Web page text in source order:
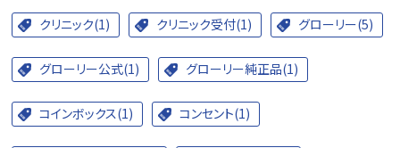
クリニック(1) クリニック受付(1) グローリー(5)
グローリー公式(1) グローリー純正品(1)
コインボックス(1) コンセント(1)